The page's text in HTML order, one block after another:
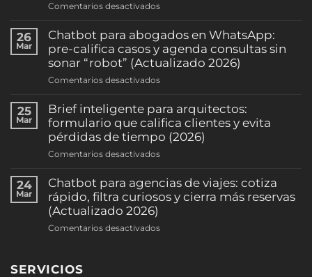
Comentarios desactivadosen
automáticos
de
citas
WhatsApp:
ausentismo
y
sube
(clínicas
consultorios)
26
Mar
Chatbot para abogados en WhatsApp:
pre-califica casos y agenda consultas sin
sonar “robot” (Actualizado 2026)
Comentarios desactivadosen
para
abogados
en
WhatsApp:
pre-
casos
y
25
Mar
Brief inteligente para arquitectos:
formulario que califica clientes y evita
pérdidas de tiempo (2026)
Comentarios desactivadosen
inteligente
para
arquitectos:
que
24
Mar
Chatbot para agencias de viajes: cotiza
rápido, filtra curiosos y cierra más reservas
(Actualizado 2026)
Comentarios desactivadosen
SERVICIOS